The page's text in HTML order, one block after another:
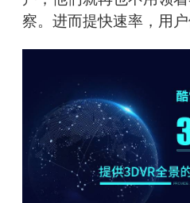
察。进而提快速率，用户